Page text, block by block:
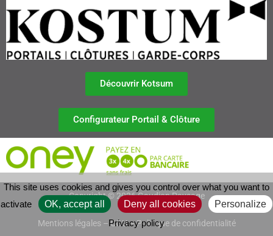
Découvrir Kotsum
Configurateur Portail & Clôture
Copyright © 2026 Gaudion Paysage
Mentions légales –CGU–Politique de confidentialité
This site uses cookies and gives you control over what you want to
activate
OK, accept all Deny all cookies
Personalize
Privacy policy